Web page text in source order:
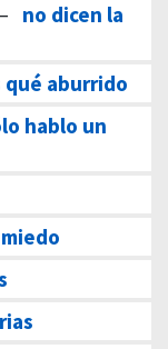
– no dicen la
qué aburrido
hablo un